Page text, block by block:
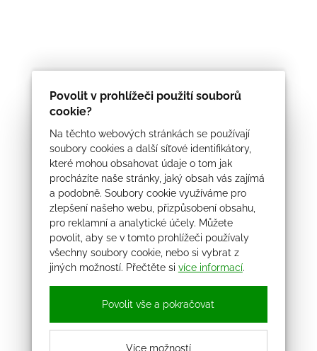
Povolit v prohlížeči použití souborů
cookie?
Na těchto webových stránkách se používají
soubory cookies a další síťové identifikátory,
které mohou obsahovat údaje o tom jak
procházíte naše stránky, jaký obsah vás zajímá
a podobně. Soubory cookie využíváme pro
zlepšení našeho webu, přizpůsobení obsahu,
pro reklamní a analytické účely. Můžete
povolit, aby se v tomto prohlížeči používaly
všechny soubory cookie, nebo si vybrat z
jiných možností. Přečtěte si více informací.
Povolit vše a pokračovat
Více možností